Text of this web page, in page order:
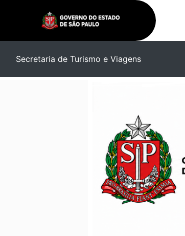
Secretaria de Turismo e Viagens